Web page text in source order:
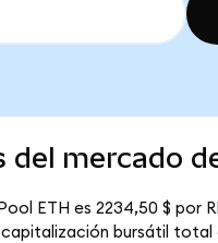
mercado
ETH es 2234,50 $ por
bursátil total